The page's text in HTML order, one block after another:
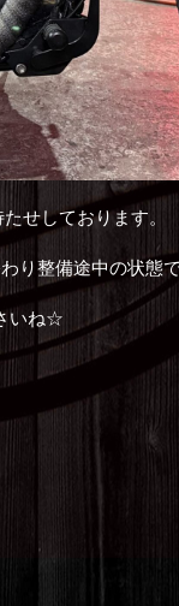
せしております。
り整備途中の状態
いね☆